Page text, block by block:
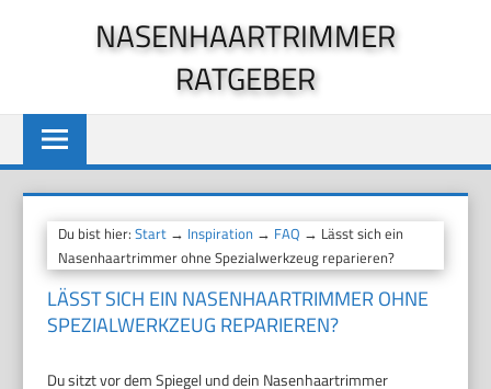
NASENHAARTRIMMER
RATGEBER
Du bist hier:Start → Inspiration → FAQ → Lässt sich ein
Nasenhaartrimmer ohne Spezialwerkzeug reparieren?
LÄSST SICH EIN NASENHAARTRIMMER OHNE
SPEZIALWERKZEUG REPARIEREN?
Du sitzt vor dem Spiegel und dein Nasenhaartrimmer